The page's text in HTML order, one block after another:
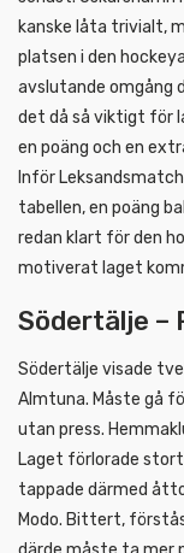
kanske låta trivialt,
platsen i den
avslutande omgång
det då så viktigt för
en poäng och en
Inför
tabellen, en poäng
redan klart för den
motiverat laget
Södertälje visade
Almtuna. Måste gå
utan press.
Laget förlorade
tappade därmed
Modo. Bittert,